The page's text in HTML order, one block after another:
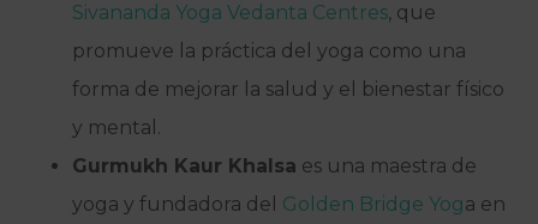
Sivananda Yoga Vedanta Centres, que
promueve la práctica del yoga como una
forma de mejorar la salud y el bienestar físico
y mental.
Gurmukh Kaur Khalsa es una maestra de
yoga y fundadora del Golden Bridge Yoga en